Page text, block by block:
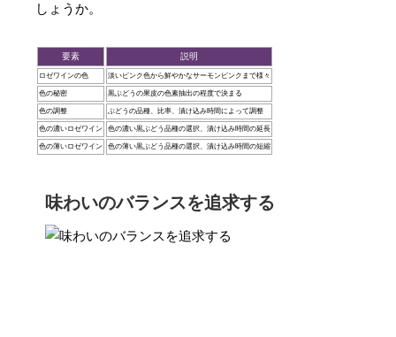
しょうか。
要素 説明
ロゼワインの色 淡いピンク色から鮮やかなサーモンピンクまで様々
色の秘密 黒ぶどうの果皮の色素抽出の程度で決まる
色の調整 ぶどうの品種、比率、漬け込み時間によって調整
色の濃いロゼワイン 色の濃い黒ぶどう品種の選択、漬け込み時間の延長
色の薄いロゼワイン 色の薄い黒ぶどう品種の選択、漬け込み時間の短縮
味わいのバランスを追求する